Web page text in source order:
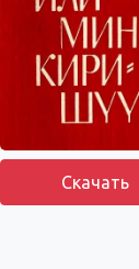
Скачать